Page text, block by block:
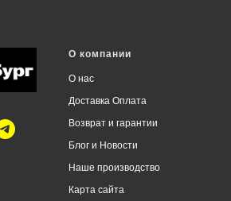
О компании
О нас
Доставка Оплата
Возврат и гарантии
Блог и Новости
Наше производство
Карта сайта